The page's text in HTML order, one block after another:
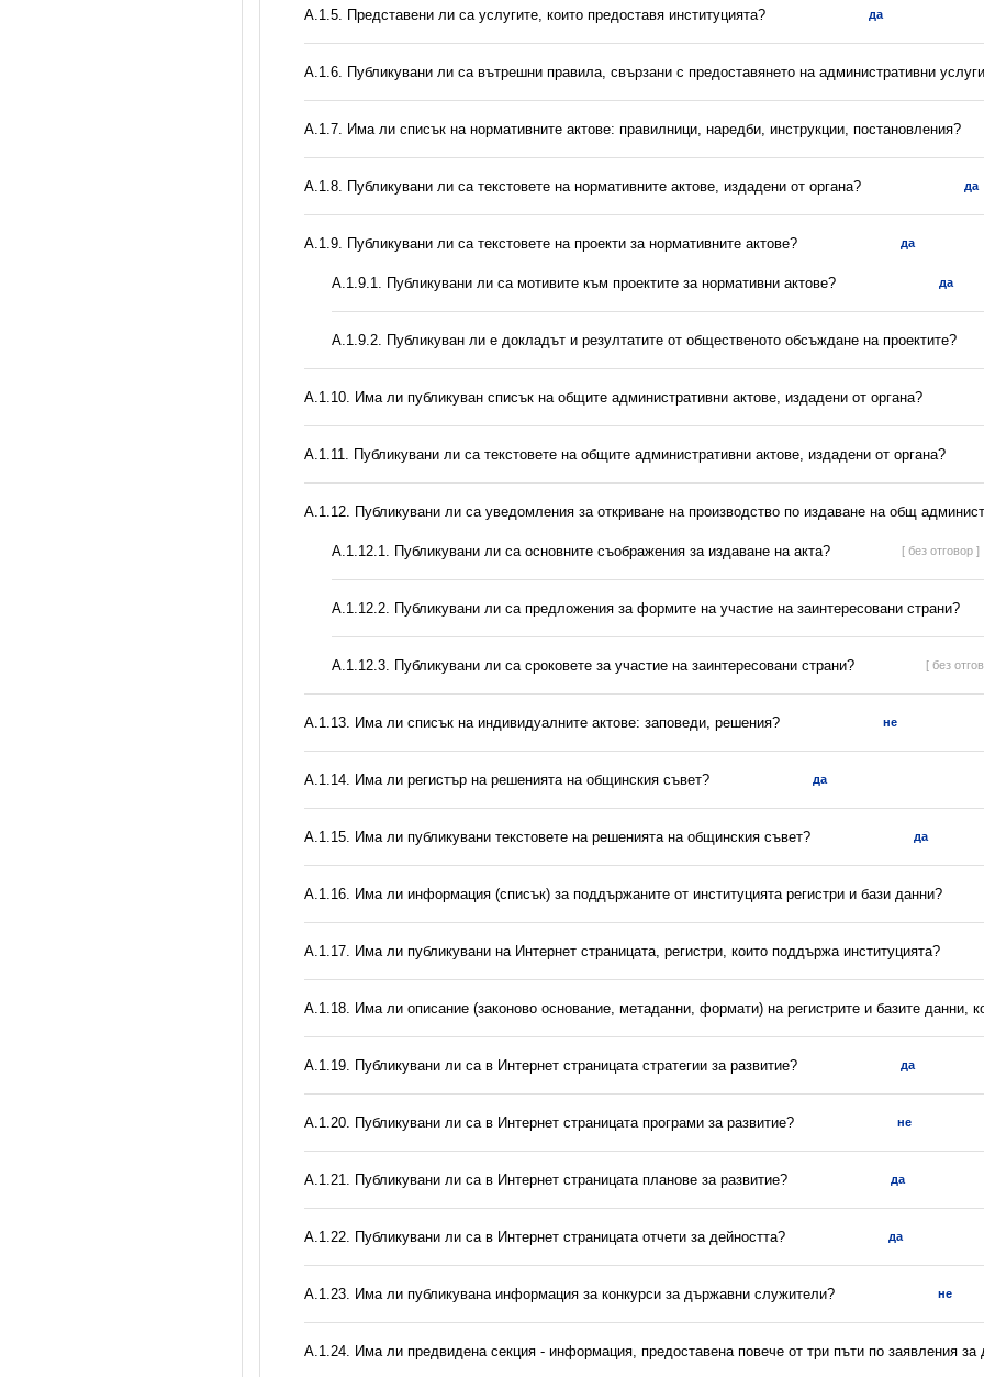
А.1.5. Представени ли са услугите, които предоставя институцията? да
А.1.6. Публикувани ли са вътрешни правила, свързани с предоставянето на административни
А.1.7. Има ли списък на нормативните актове: правилници, наредби, инструкции, постановления?
А.1.8. Публикувани ли са текстовете на нормативните актове, издадени от органа? да
А.1.9. Публикувани ли са текстовете на проекти за нормативните актове? да
А.1.9.1. Публикувани ли са мотивите към проектите за нормативни актове? да
А.1.9.2. Публикуван ли е докладът и резултатите от общественото обсъждане на проектите?
А.1.10. Има ли публикуван списък на общите административни актове, издадени от органа?
А.1.11. Публикувани ли са текстовете на общите административни актове, издадени от органа?
А.1.12. Публикувани ли са уведомления за откриване на производство по издаване на общ
А.1.12.1. Публикувани ли са основните съображения за издаване на акта? [ без отговор ]
А.1.12.2. Публикувани ли са предложения за формите на участие на заинтересовани страни?
А.1.12.3. Публикувани ли са сроковете за участие на заинтересовани страни? [ без
А.1.13. Има ли списък на индивидуалните актове: заповеди, решения? не
А.1.14. Има ли регистър на решенията на общинския съвет? да
А.1.15. Има ли публикувани текстовете на решенията на общинския съвет? да
А.1.16. Има ли информация (списък) за поддържаните от институцията регистри и бази данни?
А.1.17. Има ли публикувани на Интернет страницата, регистри, които поддържа институцията?
А.1.18. Има ли описание (законово основание, метаданни, формати) на регистрите и базите данни,
А.1.19. Публикувани ли са в Интернет страницата стратегии за развитие? да
А.1.20. Публикувани ли са в Интернет страницата програми за развитие? не
А.1.21. Публикувани ли са в Интернет страницата планове за развитие? да
А.1.22. Публикувани ли са в Интернет страницата отчети за дейността? да
А.1.23. Има ли публикувана информация за конкурси за държавни служители? не
А.1.24. Има ли предвидена секция - информация, предоставена повече от три пъти по заявления за